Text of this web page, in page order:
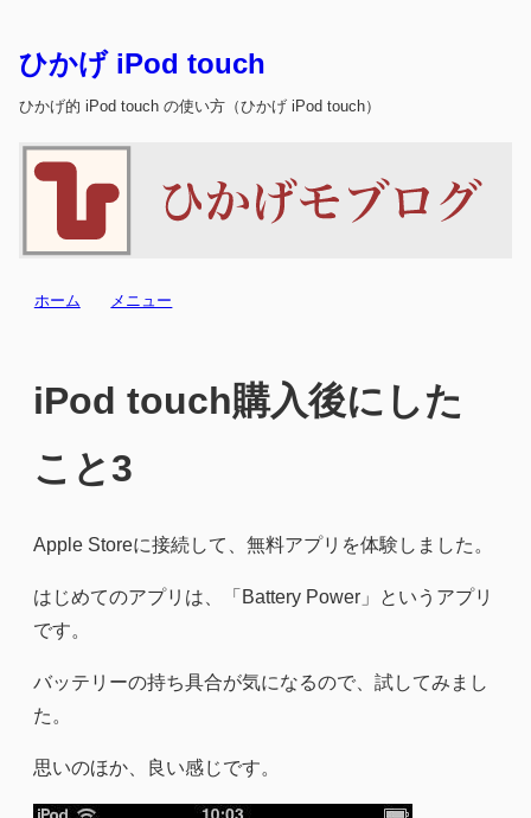
ひかげ iPod touch
ひかげ的 iPod touch の使い方（ひかげ iPod touch）
ホーム メニュー
iPod touch購入後にした
こと3
Apple Storeに接続して、無料アプリを体験しました。
はじめてのアプリは、「Battery Power」というアプリ
です。
バッテリーの持ち具合が気になるので、試してみまし
た。
思いのほか、良い感じです。